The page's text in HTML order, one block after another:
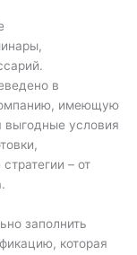
в
имеющую
выгодные условия
– от
заполнить
которая